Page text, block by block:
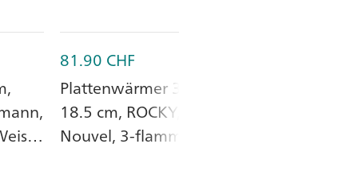
81.90 CHF
Plattenwärmer 37 x
18.5 cm, ROCKY,
Nouvel, 3-flammig ,